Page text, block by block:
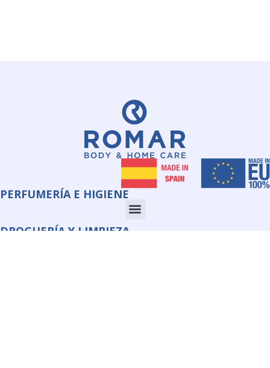
PERFUMERÍA E HIGIENE
DROGUERÍA Y LIMPIEZA